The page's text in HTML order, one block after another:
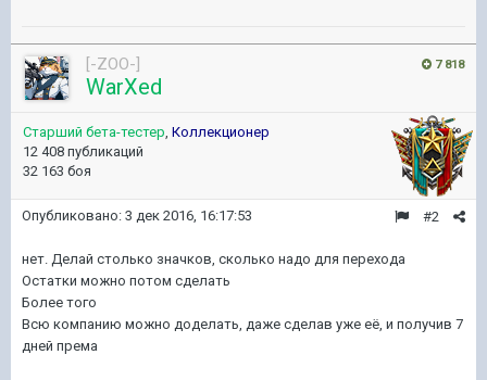
7 818
[-ZOO-]
WarXed
Старший бета-тестер, Коллекционер
12 408 публикаций
32 163 боя
#2
Опубликовано: 3 дек 2016, 16:17:53
нет. Делай столько значков, сколько надо для перехода
Остатки можно потом сделать
Более того
Всю компанию можно доделать, даже сделав уже её, и получив 7
дней према